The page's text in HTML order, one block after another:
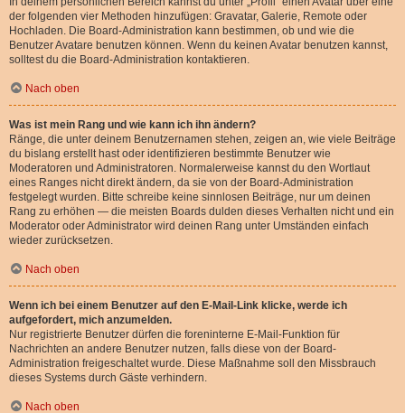
der folgenden vier Methoden hinzufügen: Gravatar, Galerie, Remote oder
Hochladen. Die Board-Administration kann bestimmen, ob und wie die
Benutzer Avatare benutzen können. Wenn du keinen Avatar benutzen kannst,
solltest du die Board-Administration kontaktieren.
Nach oben
Was ist mein Rang und wie kann ich ihn ändern?
Ränge, die unter deinem Benutzernamen stehen, zeigen an, wie viele Beiträge
du bislang erstellt hast oder identifizieren bestimmte Benutzer wie
Moderatoren und Administratoren. Normalerweise kannst du den Wortlaut
eines Ranges nicht direkt ändern, da sie von der Board-Administration
festgelegt wurden. Bitte schreibe keine sinnlosen Beiträge, nur um deinen
Rang zu erhöhen — die meisten Boards dulden dieses Verhalten nicht und ein
Moderator oder Administrator wird deinen Rang unter Umständen einfach
wieder zurücksetzen.
Nach oben
Wenn ich bei einem Benutzer auf den E-Mail-Link klicke, werde ich
aufgefordert, mich anzumelden.
Nur registrierte Benutzer dürfen die foreninterne E-Mail-Funktion für
Nachrichten an andere Benutzer nutzen, falls diese von der Board-
Administration freigeschaltet wurde. Diese Maßnahme soll den Missbrauch
dieses Systems durch Gäste verhindern.
Nach oben